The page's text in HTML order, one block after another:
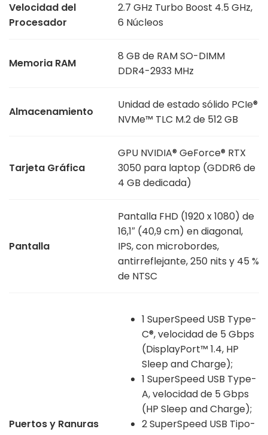
Velocidad del
Procesador
2.7 GHz Turbo Boost 4.5 GHz,
6 Núcleos
Memoria RAM
8 GB de RAM SO-DIMM
DDR4-2933 MHz
Almacenamiento
Unidad de estado sólido PCIe®
NVMe™ TLC M.2 de 512 GB
Tarjeta Gráfica
GPU NVIDIA® GeForce® RTX
3050 para laptop (GDDR6 de
4 GB dedicada)
Pantalla
Pantalla FHD (1920 x 1080) de
16,1″ (40,9 cm) en diagonal,
IPS, con microbordes,
antirreflejante, 250 nits y 45 %
de NTSC
Puertos y Ranuras
1 SuperSpeed USB Type-
C®, velocidad de 5 Gbps
(DisplayPort™ 1.4, HP
Sleep and Charge);
1 SuperSpeed USB Type-
A, velocidad de 5 Gbps
(HP Sleep and Charge);
2 SuperSpeed USB Tipo-